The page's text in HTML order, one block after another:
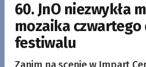
60. JnO niezwykła
mozaika czwartego
festiwalu